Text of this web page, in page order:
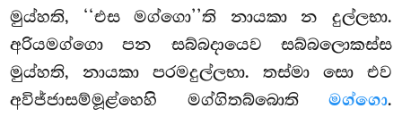
මුය්හති, ‘‘එස මග්ගො’’ති නායකා න දුල්ලභා.
අරියමග්ගො පන සබ්බදායෙව සබ්බලොකස්ස
මුය්හති, නායකා පරමදුල්ලභා. තස්මා සො එව
අවිජ්ජාසම්මූළ්හෙහි මග්ගිතබ්බොති මග්ගො.